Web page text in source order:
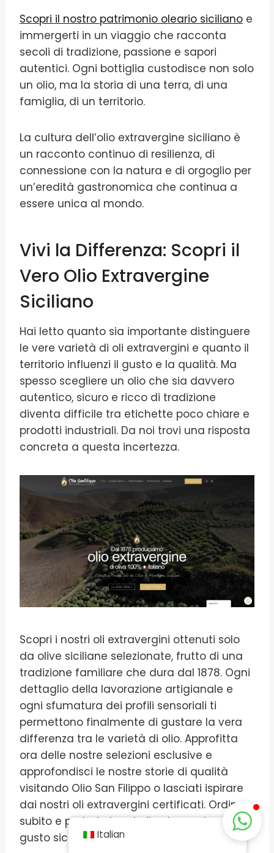
Scopri il nostro patrimonio oleario siciliano e
immergerti in un viaggio che racconta
secoli di tradizione, passione e sapori
autentici. Ogni bottiglia custodisce non solo
un olio, ma la storia di una terra, di una
famiglia, di un territorio.
La cultura dell’olio extravergine siciliano è
un racconto continuo di resilienza, di
connessione con la natura e di orgoglio per
un’eredità gastronomica che continua a
essere unica al mondo.
Vivi la Differenza: Scopri il
Vero Olio Extravergine
Siciliano
Hai letto quanto sia importante distinguere
le vere varietà di oli extravergini e quanto il
territorio influenzi il gusto e la qualità. Ma
spesso scegliere un olio che sia davvero
autentico, sicuro e ricco di tradizione
diventa difficile tra etichette poco chiare e
prodotti industriali. Da noi trovi una risposta
concreta a questa incertezza.
Scopri i nostri oli extravergini ottenuti solo
da olive siciliane selezionate, frutto di una
tradizione familiare che dura dal 1878. Ogni
dettaglio della lavorazione artigianale e
ogni sfumatura dei profili sensoriali ti
permettono finalmente di gustare la vera
differenza tra le varietà di olio. Approfitta
ora delle nostre selezioni esclusive e
approfondisci le nostre storie di qualità
visitando Olio San Filippo o lasciati ispirare
dai nostri oli extravergini certificati. Ordina
subito e porta in tavola il valore unico del
gusto siciliano.Italian